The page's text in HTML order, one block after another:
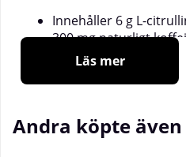
Innehåller 6 g L-
300 mg naturligt
Med patenterade
Senactiv® och
Fri från socker
Läs mer
Andra köpte även